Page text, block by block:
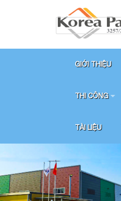
GIỚI THIỆU
THI CÔNG
TÀI LIỆU